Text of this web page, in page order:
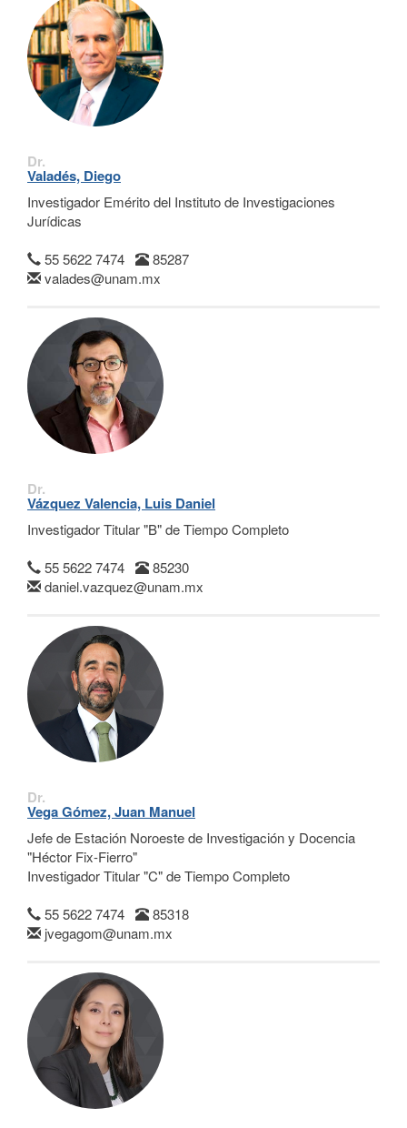
Dr.
Valadés, Diego
Investigador Emérito del Instituto de Investigaciones
Jurídicas
55 5622 7474
85287
valades@unam.mx
Dr.
Vázquez Valencia, Luis Daniel
Investigador Titular "B" de Tiempo Completo
55 5622 7474
85230
daniel.vazquez@unam.mx
Dr.
Vega Gómez, Juan Manuel
Jefe de Estación Noroeste de Investigación y Docencia
"Héctor Fix-Fierro"
Investigador Titular "C" de Tiempo Completo
55 5622 7474
85318
jvegagom@unam.mx